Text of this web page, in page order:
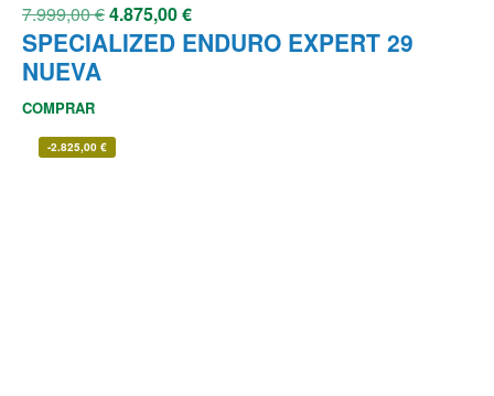
7.999,00€4.875,00€
SPECIALIZED ENDURO EXPERT 29
NUEVA
COMPRAR
-2.825,00 €